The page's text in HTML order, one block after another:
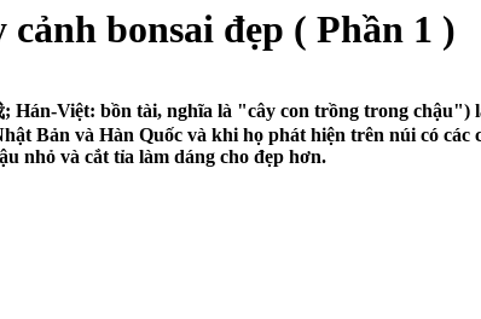
bonsai đẹp ( Phần 1 )
Hán-Việt: bồn tài, nghĩa là "cây con trồng trong chậu")
Bản và Hàn Quốc và khi họ phát hiện trên núi có
nhỏ và cắt tỉa làm dáng cho đẹp hơn.